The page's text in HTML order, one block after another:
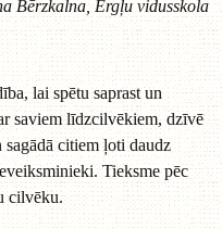
Bērzkalna, Ērgļu vidusskola
lai spētu saprast un
saviem līdzcilvēkiem, dzīvē
sagādā citiem ļoti daudz
Tieksme pēc
cilvēku.